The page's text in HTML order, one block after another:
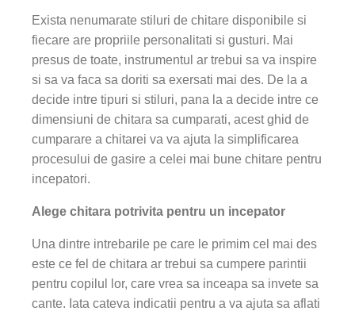
Exista nenumarate stiluri de chitare disponibile si
fiecare are propriile personalitati si gusturi. Mai
presus de toate, instrumentul ar trebui sa va inspire
si sa va faca sa doriti sa exersati mai des. De la a
decide intre tipuri si stiluri, pana la a decide intre ce
dimensiuni de chitara sa cumparati, acest ghid de
cumparare a chitarei va va ajuta la simplificarea
procesului de gasire a celei mai bune chitare pentru
incepatori.
Alege chitara potrivita pentru un incepator
Una dintre intrebarile pe care le primim cel mai des
este ce fel de chitara ar trebui sa cumpere parintii
pentru copilul lor, care vrea sa inceapa sa invete sa
cante. Iata cateva indicatii pentru a va ajuta sa aflati